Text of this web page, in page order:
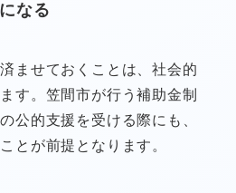
なる
ませておくことは、社会的
す。笠間市が行う補助金制
公的支援を受ける際にも、
とが前提となります。